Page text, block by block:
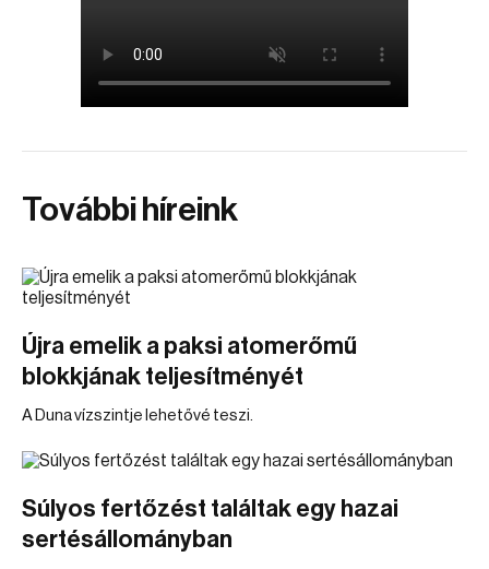
További híreink
Újra emelik a paksi atomerőmű
blokkjának teljesítményét
A Duna vízszintje lehetővé teszi.
Súlyos fertőzést találtak egy hazai
sertésállományban